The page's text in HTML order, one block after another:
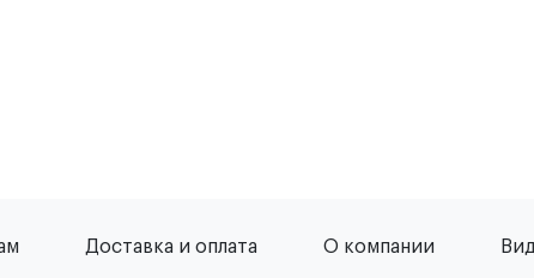
Доставка и оплата О компании